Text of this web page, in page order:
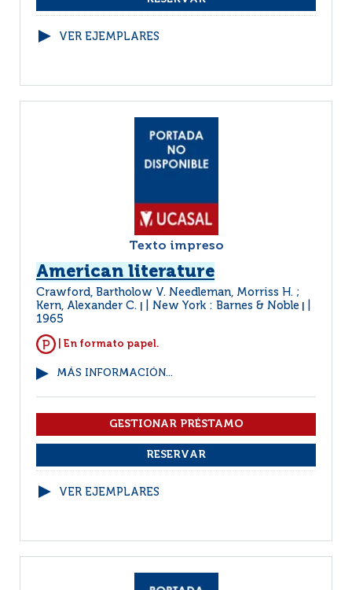
VER EJEMPLARES
Texto impreso
American literature
Crawford, Bartholow V. Needleman, Morriss H. ;
Kern, Alexander C.
New York : Barnes & Noble
1965
| En formato papel.
MÁS INFORMACIÓN...
VER EJEMPLARES